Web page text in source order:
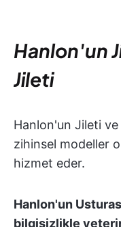
Hanlon'un
Jileti
Hanlon'un Jileti ve
zihinsel modeller
hizmet eder.
Hanlon'un
bilgisizlikle